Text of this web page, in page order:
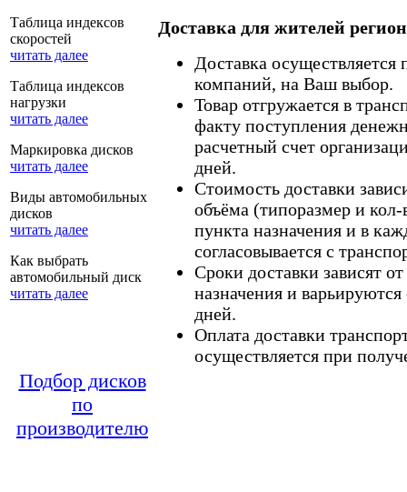
Таблица индексов
скоростей
читать далее
Таблица индексов
нагрузки
читать далее
Маркировка дисков
читать далее
Виды автомобильных
дисков
читать далее
Как выбрать
автомобильный диск
читать далее
Подбор дисков
по
производителю
Доставка для жителей
Доставка
компаний, на Ваш выбор.
Товар отгружается в
факту поступления
расчетный счет
дней.
Стоимость доставки
объёма (типоразмер и кол-
пункта назначения и в
согласовывается с
Сроки доставки зависят
назначения и
дней.
Оплата доставки
осуществляется при